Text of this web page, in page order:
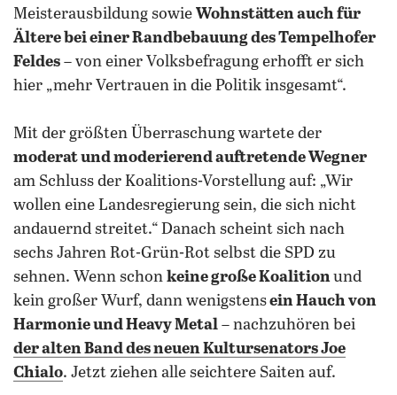
Meisterausbildung sowie Wohnstätten auch für
Ältere bei einer Randbebauung des Tempelhofer
Feldes – von einer Volksbefragung erhofft er sich
hier „mehr Vertrauen in die Politik insgesamt“.
Mit der größten Überraschung wartete der
moderat und moderierend auftretende Wegner
am Schluss der Koalitions-Vorstellung auf: „Wir
wollen eine Landesregierung sein, die sich nicht
andauernd streitet.“ Danach scheint sich nach
sechs Jahren Rot-Grün-Rot selbst die SPD zu
sehnen. Wenn schon keine große Koalitionund
kein großer Wurf, dann wenigstensein Hauch von
Harmonie und Heavy Metal – nachzuhören bei
der alten Band des neuen Kultursenators Joe
Chialo. Jetzt ziehen alle seichtere Saiten auf.